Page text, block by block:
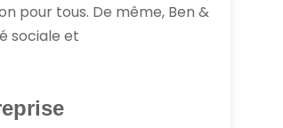
pour tous. De même, Ben &
sociale et